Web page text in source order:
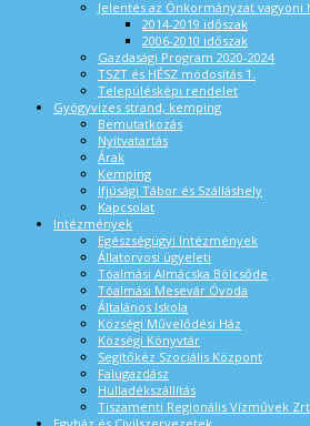
Jelentés az Önkormányzat
2014-2019 időszak
2006-2010 időszak
Gazdasági Program 2020-2024
TSZT és HÉSZ módosítás 1.
Településképi rendelet
Gyógyvizes strand, kemping
Bemutatkozás
Nyitvatartás
Árak
Kemping
Ifjúsági Tábor és Szálláshely
Kapcsolat
Intézmények
Egészségügyi Intézmények
Állatorvosi ügyeleti
Tóalmási Almácska Bölcsőde
Tóalmási Mesevár Óvoda
Általános Iskola
Községi Művelődési Ház
Községi Könyvtár
Segítőkéz Szociális Központ
Falugazdász
Hulladékszállítás
Tiszamenti Regionális Vízművek Zrt.